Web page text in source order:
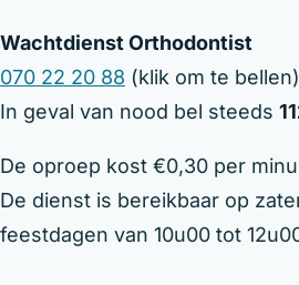
Wachtdienst Orthodontist
070 22 20 88 (klik om te bellen)
In geval van nood bel steeds
De oproep kost €0,30 per
De dienst is bereikbaar op
feestdagen van 10u00 tot